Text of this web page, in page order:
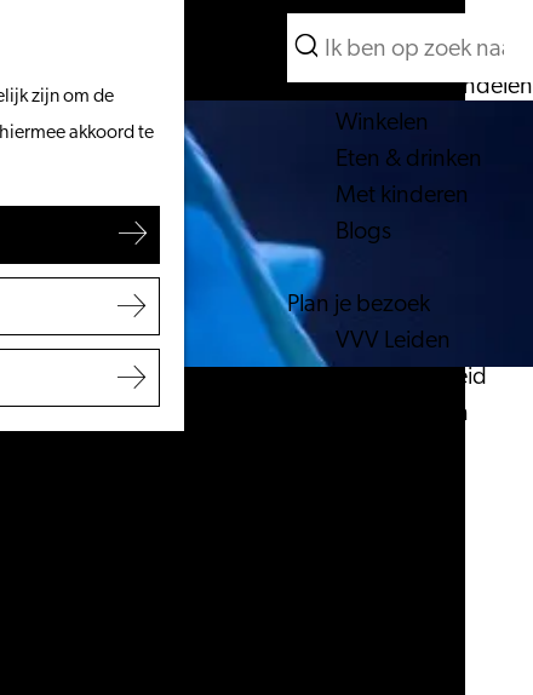
zijn om de
akkoord te
Menu
Zoeken
Wat te doen
Vanaf het water
Fietsen & wandelen
Winkelen
Eten & drinken
Met kinderen
Blogs
Plan je bezoek
VVV Leiden
Bereikbaarheid
Overnachten
Zoeken